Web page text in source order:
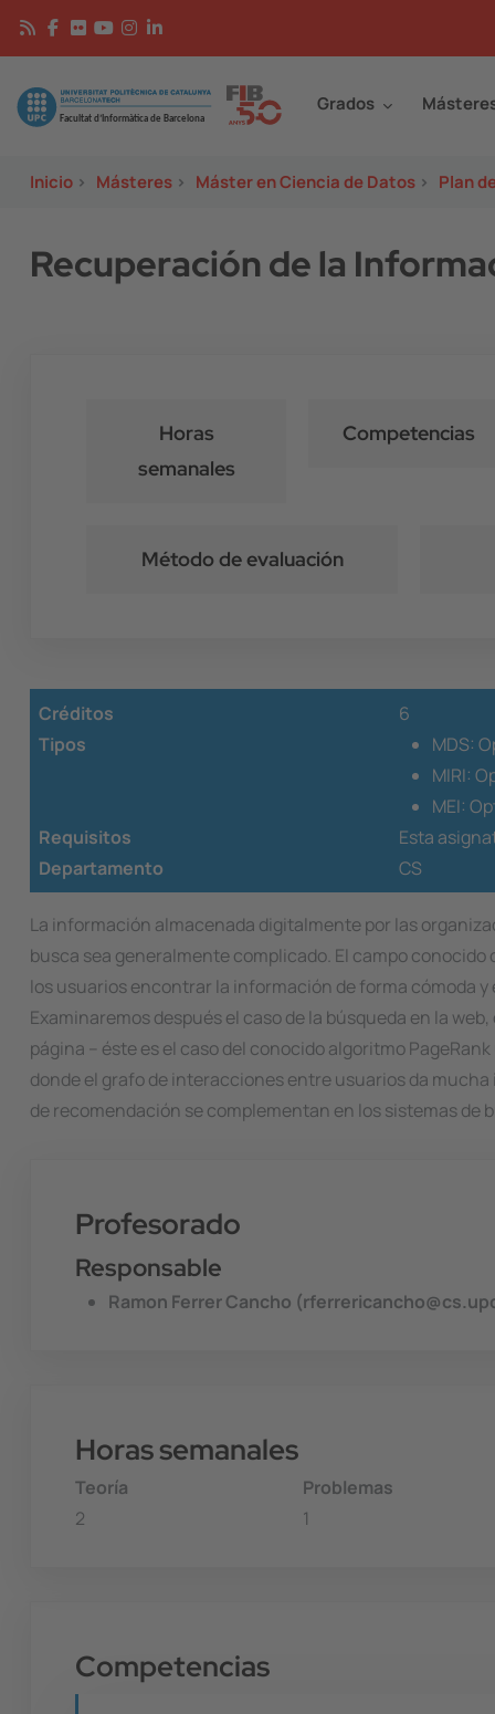
Pasar al contenido principal
Image Grados
Inicio > Másteres > Máster en Ciencia de Datos > Plan
Recuperación de la
Horas
semanales
Competencias
Método de evaluación
Créditos
6
Tipos
MDS:
MIRI:
MEI:
Requisitos
Esta
Departamento
CS
La información almacenada digitalmente por las
busca sea generalmente complicado. El campo
los usuarios encontrar la información de forma cómoda
Examinaremos después el caso de la búsqueda en la
página -- éste es el caso del conocido algoritmo
donde el grafo de interacciones entre usuarios da
de recomendación se complementan en los sistemas
Profesorado
Responsable
Ramon Ferrer Cancho
Horas semanales
Teoría
2
Problemas
1
Competencias